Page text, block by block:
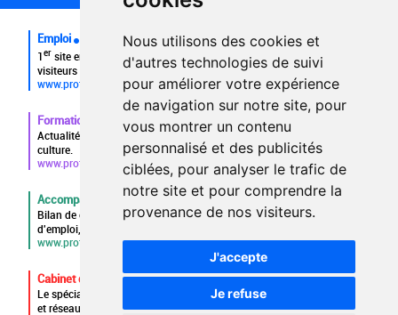
Nous utilisons des cookies et
d'autres technologies de suivi
pour améliorer votre expérience
de navigation sur notre site, pour
vous montrer un contenu
personnalisé et des publicités
ciblées, pour analyser le trafic de
notre site et pour comprendre la
provenance de nos visiteurs.
J'accepte
Je refuse
Emploi
1er site emploi du secteur culturel 784.000 visites et 230.000
visiteurs uniques par mois.
www.profilculture.com
Formation
Actualités, guide et annuaire des formations aux métiers de la
culture.
www.profilculture-formation.com
Accompagnement professionnel
Bilan de compétences, coaching, techniques de recherche
d'emploi, entretien conseil.
www.profilculture-competences.com
Cabinet de recrutement
Le spécialiste du secteur culturel, une cvthèque de 86.000 CV
et réseau unique de professionnels.